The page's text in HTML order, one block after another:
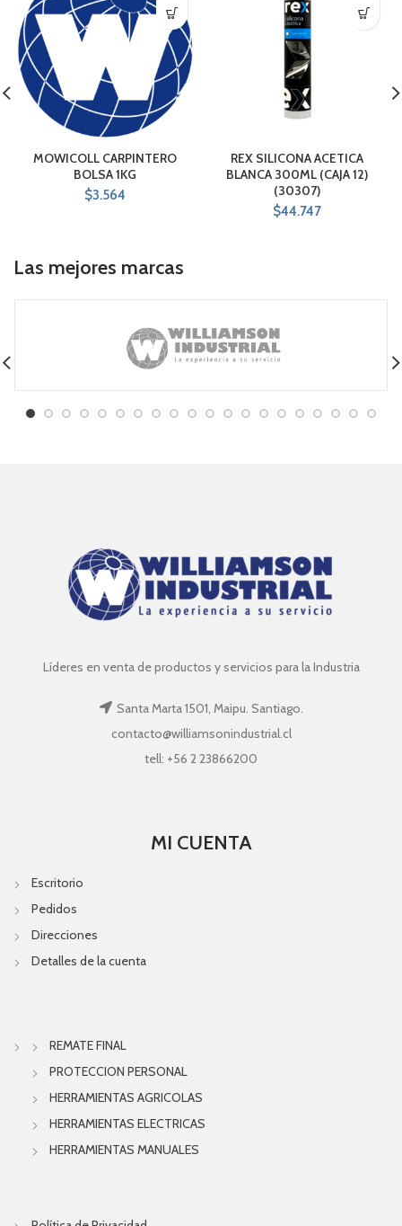
MOWICOLL CARPINTERO
BOLSA 1KG
$3.564
REX SILICONA ACETICA
BLANCA 300ML (CAJA 12)
(30307)
$44.747
Las mejores marcas
Líderes en venta de productos y servicios para la Industria
Santa Marta 1501, Maipu. Santiago.
contacto@williamsonindustrial.cl
tell: +56 2 23866200
MI CUENTA
Escritorio
Pedidos
Direcciones
Detalles de la cuenta
REMATE FINAL
PROTECCION PERSONAL
HERRAMIENTAS AGRICOLAS
HERRAMIENTAS ELECTRICAS
HERRAMIENTAS MANUALES